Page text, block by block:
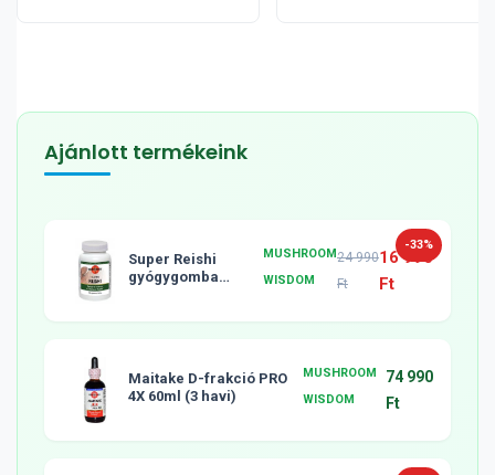
Ajánlott termékeink
-33%
Super Reishi
gyógygomba
MUSHROOM
WISDOM
24 990
Ft
16 990
Ft
Maitake D-frakció PRO
4X 60ml (3 havi)
MUSHROOM
WISDOM
74 990
Ft